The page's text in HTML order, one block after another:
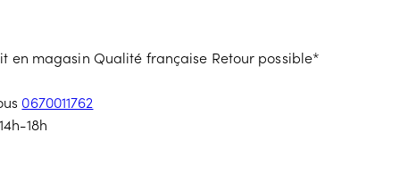
en magasin Qualité française Retour possible*
0670011762
18h